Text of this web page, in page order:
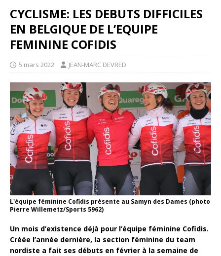
CYCLISME: LES DEBUTS DIFFICILES
EN BELGIQUE DE L’EQUIPE
FEMININE COFIDIS
5 mars 2022 JEAN-MARC DEVRED
L'équipe féminine Cofidis présente au Samyn des Dames (photo
Pierre Willemetz/Sports 5962)
Un mois d’existence déjà pour l’équipe féminine Cofidis.
Créée l’année dernière, la section féminine du team
nordiste a fait ses débuts en février à la semaine de